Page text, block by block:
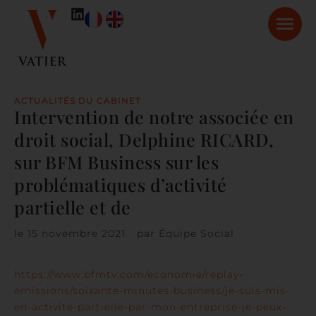
ACTUALITÉS DU CABINET
Intervention de notre associée en
droit social, Delphine RICARD,
sur BFM Business sur les
problématiques d’activité
partielle et de
le 15 novembre 2021 par Équipe Social
https://www.bfmtv.com/economie/replay-
emissions/soixante-minutes-business/je-suis-mis-
en-activite-partielle-par-mon-entreprise-je-peux-